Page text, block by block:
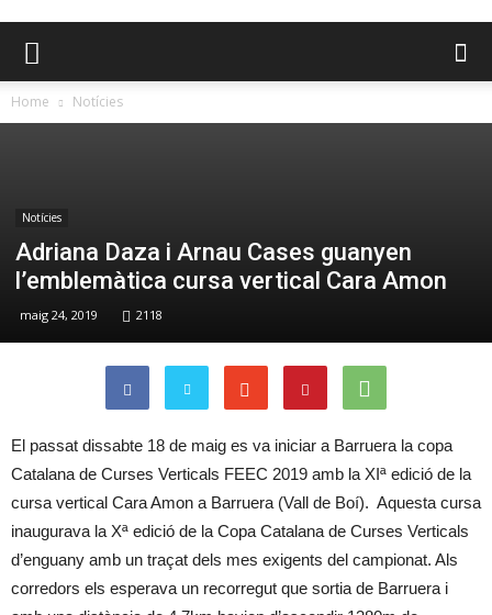
Home Notícies
Notícies
Adriana Daza i Arnau Cases guanyen
l’emblemàtica cursa vertical Cara Amon
maig 24, 2019 2118
El passat dissabte 18 de maig es va iniciar a Barruera la copa
Catalana de Curses Verticals FEEC 2019 amb la XIª edició de la
cursa vertical Cara Amon a Barruera (Vall de Boí). Aquesta cursa
inaugurava la Xª edició de la Copa Catalana de Curses Verticals
d’enguany amb un traçat dels mes exigents del campionat. Als
corredors els esperava un recorregut que sortia de Barruera i